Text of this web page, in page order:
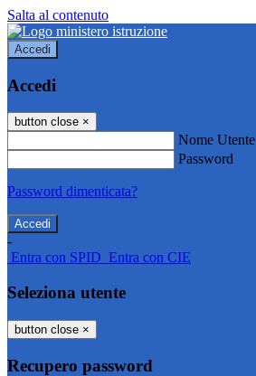
Salta al contenuto
Accedi
Accedi
button close ×
Nome Utente
Password
Password dimenticata?
-
Entra con SPID Entra con CIE
Seleziona utente
button close ×
Recupero password